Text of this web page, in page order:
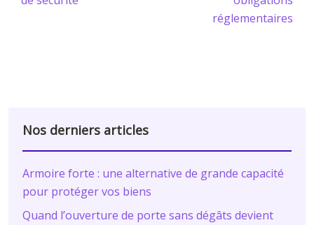
réglementaires
Nos derniers articles
Armoire forte : une alternative de grande capacité
pour protéger vos biens
Quand l’ouverture de porte sans dégâts devient